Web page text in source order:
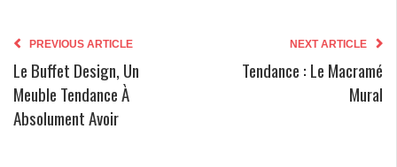
PREVIOUS ARTICLE
Le Buffet Design, Un
Meuble Tendance À
Absolument Avoir
NEXT ARTICLE
Tendance : Le Macramé
Mural